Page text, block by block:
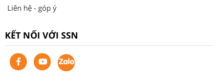
Liên hệ - góp ý
KẾT NỐI VỚI SSN